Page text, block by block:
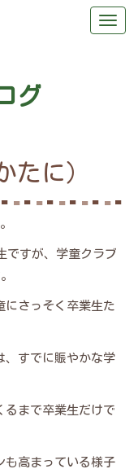
グ
たに）
ですが、学童クラブ
にさっそく卒業生た
、すでに賑やかな学
るまで卒業生だけで
も高まっている様子